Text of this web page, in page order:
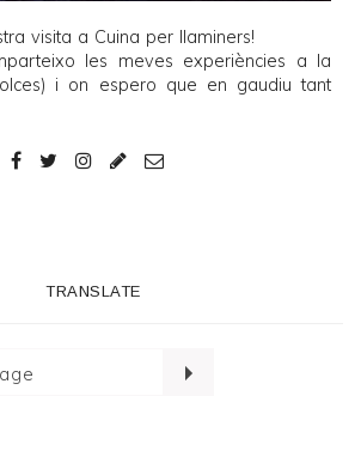
visita a Cuina per llaminers!
les meves experiències a la
i on espero que en gaudiu tant
TRANSLATE